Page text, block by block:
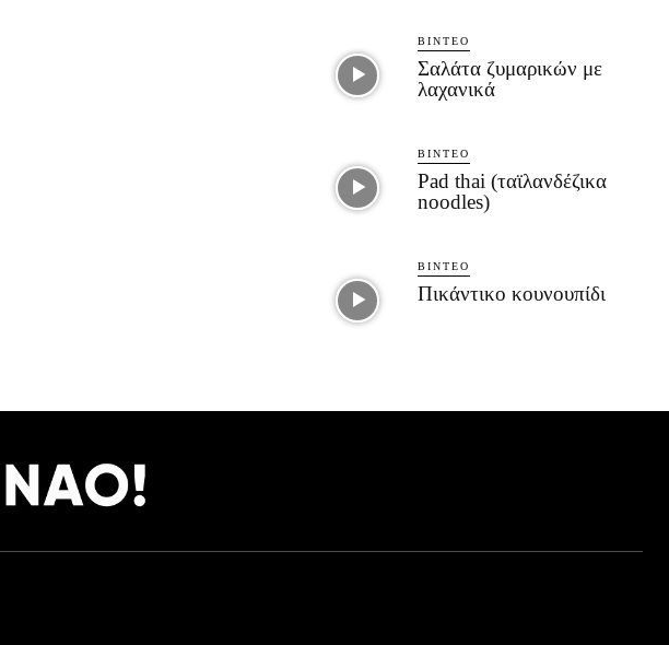
ΒΊΝΤΕΟ
Σαλάτα ζυμαρικών με
λαχανικά
ΒΊΝΤΕΟ
Pad thai (ταϊλανδέζικα
noodles)
ΒΊΝΤΕΟ
Πικάντικο κουνουπίδι